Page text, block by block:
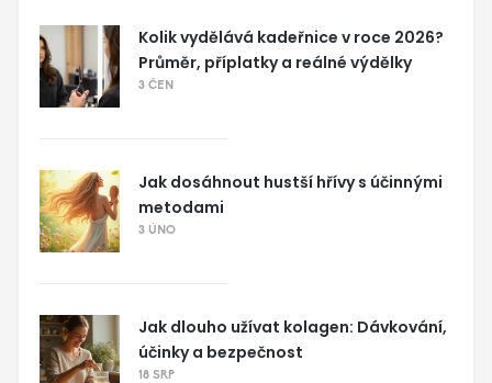
Kolik vydělává kadeřnice v roce 2026?
Průměr, příplatky a reálné výdělky
3 ČEN
Jak dosáhnout hustší hřívy s účinnými
metodami
3 ÚNO
Jak dlouho užívat kolagen: Dávkování,
účinky a bezpečnost
18 SRP